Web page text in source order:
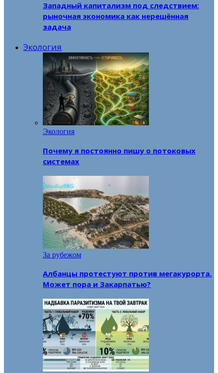
Западный капитализм под следствием:
рыночная экономика как нерешённая
задача
Экология
Экология
Почему я постоянно пишу о потоковых
системах
За рубежом
Албанцы протестуют против мегакурорта.
Может пора и Закарпатью?